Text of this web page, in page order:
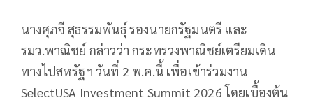
นางศุภจี สุธรรมพันธุ์ รองนายกรัฐมนตรี และ
รมว.พาณิชย์ กล่าวว่า กระทรวงพาณิชย์เตรียมเดิน
ทางไปสหรัฐฯ วันที่ 2 พ.ค.นี้ เพื่อเข้าร่วมงาน
SelectUSA Investment Summit 2026 โดยเบื้องต้น